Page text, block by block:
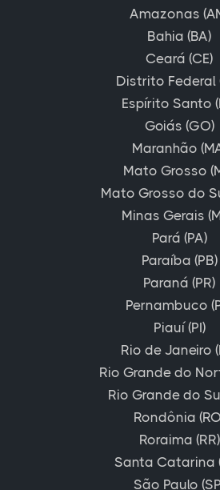
Amazonas
Bahia (BA)
Ceará (CE)
Distrito Federal
Espírito Santo
Goiás (GO)
Maranhão
Mato Grosso
Mato Grosso do
Minas Gerais
Pará (PA)
Paraíba (PB)
Paraná (PR)
Pernambuco
Piauí (PI)
Rio de Janeiro
Rio Grande do
Rio Grande do
Rondônia
Roraima (RR)
Santa Catarina
São Paulo